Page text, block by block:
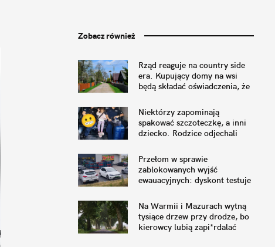
Zobacz również
Rząd reaguje na country side
era. Kupujący domy na wsi
będą składać oświadczenia, że
koguta
Niektórzy zapominają
spakować szczoteczkę, a inni
dziecko. Rodzice odjechali
Przełom w sprawie
zablokowanych wyjść
ewauacyjnych: dyskont testuje
Na Warmii i Mazurach wytną
tysiące drzew przy drodze, bo
kierowcy lubią zapi*rdalać